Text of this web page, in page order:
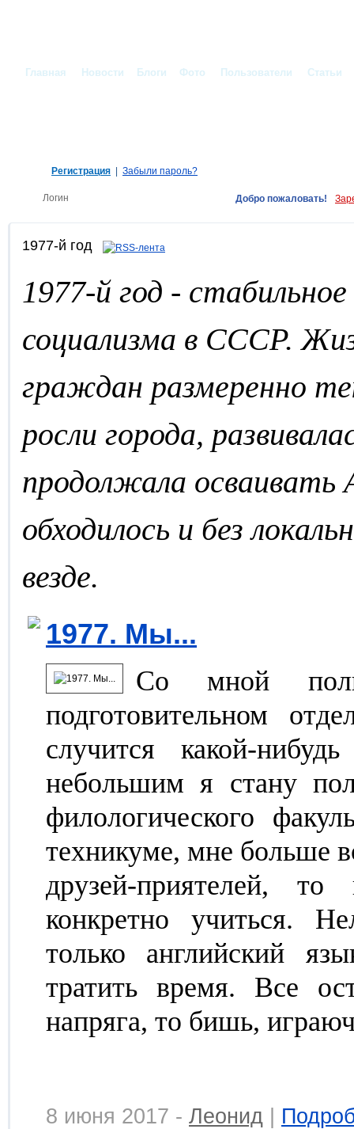
Главная Новости Блоги Фото Пользователи Статьи
Регистрация Забыли пароль?
Добро пожаловать!
1977-й год
1977-й год -
социализма в СССР.
граждан размеренно
росли города,
продолжала осваивать
обходилось и без
везде.
1977. Мы...
Со мной
подготовительном
случится какой-
небольшим я стану
филологического
техникуме, мне больше
друзей-приятелей,
конкретно учиться.
только английский
тратить время. Все
напряга, то бишь,
8 июня 2017 - Леонид |